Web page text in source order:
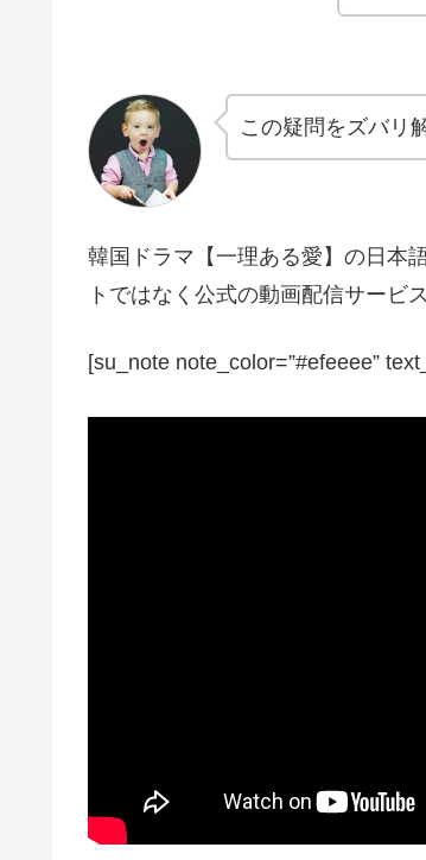
この疑問をズバリ
韓国ドラマ【一理ある愛】の日本
トではなく公式の動画配信サービ
[su_note note_color=”#efeeee”